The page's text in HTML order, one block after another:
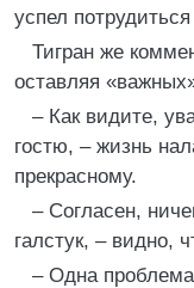
успел
Тигран же
оставляя
– Как видите,
гостю, – жизнь
прекрасному.
– Согласен,
галстук, – видно,
– Одна